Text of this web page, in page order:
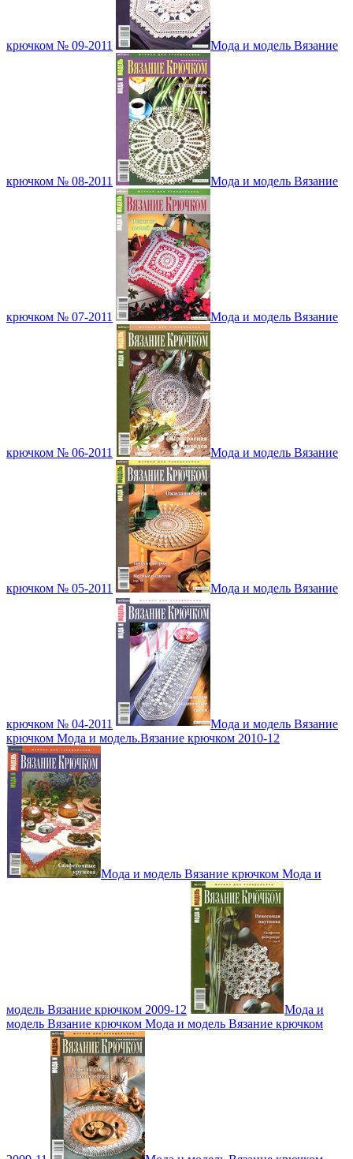
крючком № 09-2011 Мода и модель Вязание
крючком № 08-2011 Мода и модель Вязание
крючком № 07-2011 Мода и модель Вязание
крючком № 06-2011 Мода и модель Вязание
крючком № 05-2011 Мода и модель Вязание
крючком № 04-2011
Мода и модель Вязание
крючком Мода и модель.Вязание крючком 2010-12
Мода и модель Вязание крючком Мода и
модель Вязание крючком 2009-12
Мода и
модель Вязание крючком Мода и модель Вязание крючком